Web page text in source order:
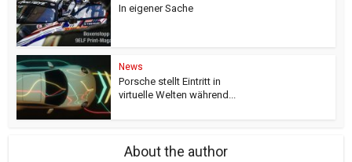
In eigener Sache
News
Porsche stellt Eintritt in
virtuelle Welten während...
About the author